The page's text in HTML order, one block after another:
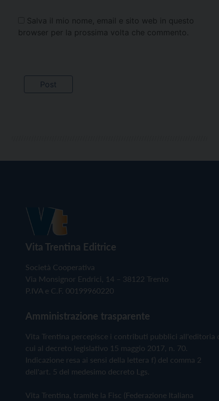
Salva il mio nome, email e sito web in questo
browser per la prossima volta che commento.
Vita Trentina Editrice
Società Cooperativa
Via Monsignor Endrici, 14 – 38122 Trento
P.IVA e C.F. 00199960220
Amministrazione trasparente
Vita Trentina percepisce i contributi pubblici all'editoria
cui al decreto legislativo 15 maggio 2017, n. 70.
Indicazione resa ai sensi della lettera f) del comma 2
dell'art. 5 del medesimo decreto Lgs.
Vita Trentina, tramite la Fisc (Federazione Italiana